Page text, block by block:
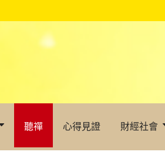
聽禪 心得見證 財經社會